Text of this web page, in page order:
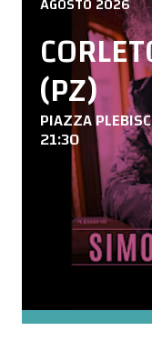
(PZ)
PIAZZA
21:30